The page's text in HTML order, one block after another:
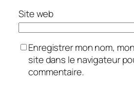
Site web
Enregistrer mon nom,
site dans le navigateur
commentaire.